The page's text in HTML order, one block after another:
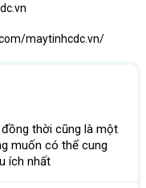
maytinhcdc.vn/
thời cũng là một
muốn có thể cung
ích nhất